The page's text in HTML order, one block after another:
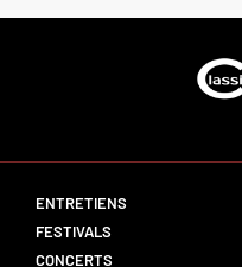
ENTRETIENS
FESTIVALS
CONCERTS